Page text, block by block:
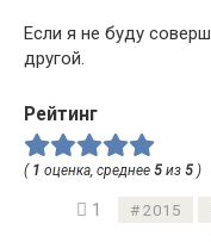
Если я не буду
другой.
Рейтинг
( 1 оценка, среднее 5 из 5 )
1 2015